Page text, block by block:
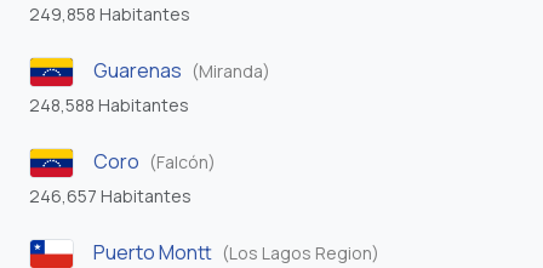
249,858 Habitantes
Guarenas (Miranda)
248,588 Habitantes
Coro (Falcón)
246,657 Habitantes
Puerto Montt (Los Lagos Region)